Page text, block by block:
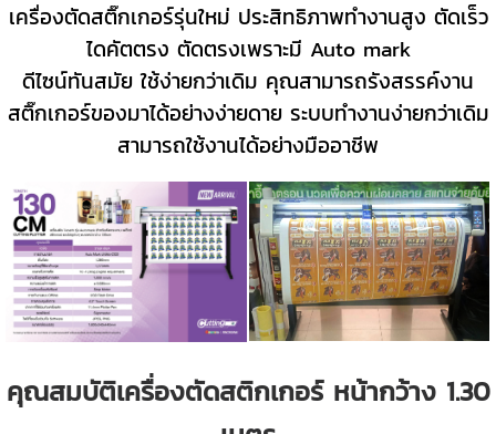
เครื่องตัดสติ๊กเกอร์รุ่นใหม่ ประสิทธิภาพทำงานสูง ตัดเร็ว
ไดคัตตรง ตัดตรงเพราะมี Auto mark
ดีไซน์ทันสมัย ใช้ง่ายกว่าเดิม คุณสามารถรังสรรค์งาน
สติ๊กเกอร์ของมาได้อย่างง่ายดาย ระบบทำงานง่ายกว่าเดิม
สามารถใช้งานได้อย่างมืออาชีพ
คุณสมบัติเครื่องตัดสติกเกอร์ หน้ากว้าง 1.30